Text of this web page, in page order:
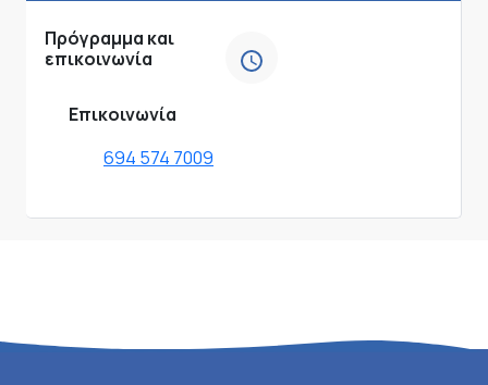
Πρόγραμμα και
επικοινωνία
Επικοινωνία
694 574 7009